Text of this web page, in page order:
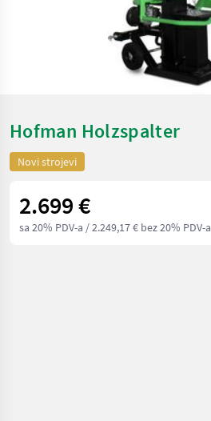
Hofman Holzspalter
Novi strojevi
2.699 €
sa 20% PDV-a / 2.249,17 € bez 20% PDV-a